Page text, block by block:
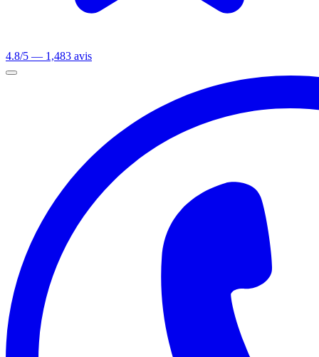
4.8/5 — 1,483 avis
Ouvrir le menu